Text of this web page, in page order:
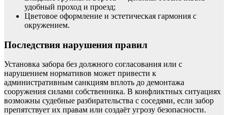
удобный проход и проезд;
Цветовое оформление и эстетическая гармония с
окружением.
Последствия нарушения правил
Установка забора без должного согласования или с
нарушением нормативов может привести к
административным санкциям вплоть до демонтажа
сооружения силами собственника. В конфликтных ситуациях
возможны судебные разбирательства с соседями, если забор
препятствует их правам или создаёт угрозу безопасности.